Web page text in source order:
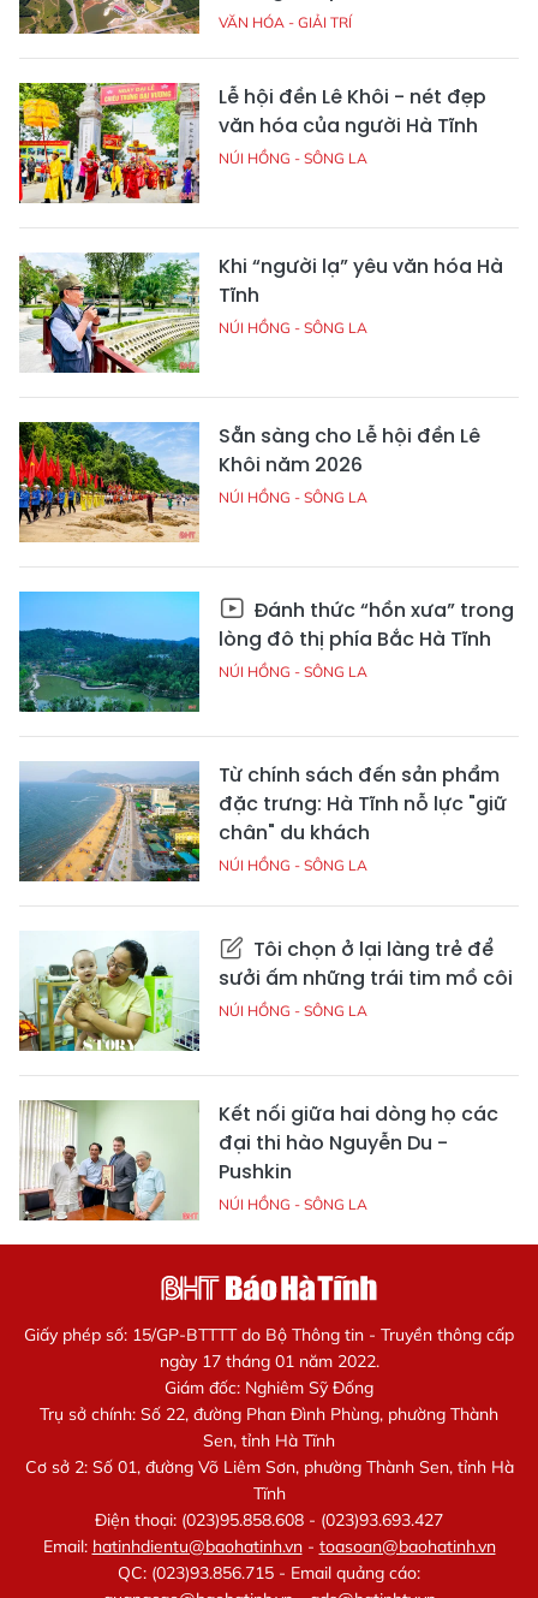
VĂN HÓA - GIẢI TRÍ
Lễ hội đền Lê Khôi - nét đẹp
văn hóa của người Hà Tĩnh
NÚI HỒNG - SÔNG LA
Khi “người lạ” yêu văn hóa Hà
Tĩnh
NÚI HỒNG - SÔNG LA
Sẵn sàng cho Lễ hội đền Lê
Khôi năm 2026
NÚI HỒNG - SÔNG LA
Đánh thức “hồn xưa” trong
lòng đô thị phía Bắc Hà Tĩnh
NÚI HỒNG - SÔNG LA
Từ chính sách đến sản phẩm
đặc trưng: Hà Tĩnh nỗ lực "giữ
chân" du khách
NÚI HỒNG - SÔNG LA
Tôi chọn ở lại làng trẻ để
sưởi ấm những trái tim mồ côi
NÚI HỒNG - SÔNG LA
Kết nối giữa hai dòng họ các
đại thi hào Nguyễn Du -
Pushkin
NÚI HỒNG - SÔNG LA
Giấy phép số: 15/GP-BTTTT do Bộ Thông tin - Truyền thông cấp
ngày 17 tháng 01 năm 2022.
Giám đốc: Nghiêm Sỹ Đống
Trụ sở chính: Số 22, đường Phan Đình Phùng, phường Thành
Sen, tỉnh Hà Tĩnh
Cơ sở 2: Số 01, đường Võ Liêm Sơn, phường Thành Sen, tỉnh Hà
Tĩnh
Điện thoại: (023)95.858.608 - (023)93.693.427
Email: hatinhdientu@baohatinh.vn- toasoan@baohatinh.vn
QC: (023)93.856.715 - Email quảng cáo: